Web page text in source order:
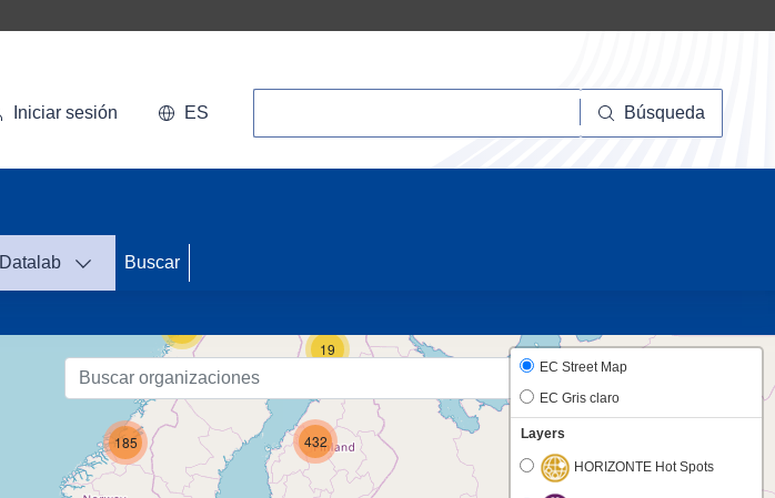
Iniciar sesión ES Búsqueda
Datalab Buscar
185
19
432
EC Street Map
EC Gris claro
Layers
HORIZONTE Hot Spots